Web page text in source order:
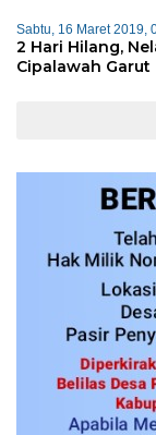
Sabtu, 16 Maret 2019,
2 Hari Hilang,
Cipalawah Garut